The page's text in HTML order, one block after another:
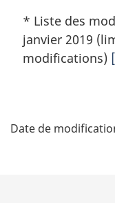
* Liste des
janvier 2019
modifications)
é
Date de